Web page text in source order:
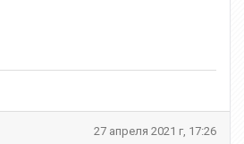
27 апреля 2021 г, 17:26